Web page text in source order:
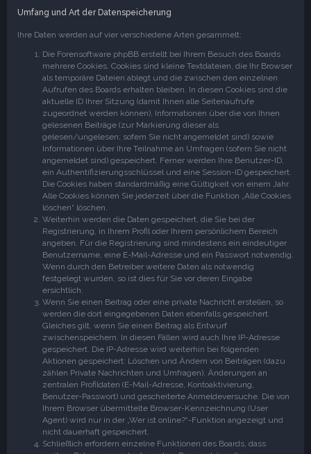
Umfang und Art der Datenspeicherung
Ihre Daten werden auf vier verschiedene Arten gesammelt:
Die Forensoftware phpBB erstellt bei Ihrem Besuch des Boards
mehrere Cookies. Cookies sind kleine Textdateien, die Ihr Browser
als temporäre Dateien ablegt und die zwischen den einzelnen
Aufrufen des Boards erhalten bleiben. In diesen Cookies sind die
aktuelle ID Ihrer Sitzung (damit Ihnen alle Seitenaufrufe
zugeordnet werden können), Informationen über die von Ihnen
gelesenen Beiträge (zur Markierung dieser als
gelesen/ungelesen; sofern Sie nicht angemeldet sind) sowie
Informationen über Ihre Teilnahme an Umfragen (sofern Sie nicht
angemeldet sind) gespeichert. Ferner werden Ihre Benutzer-ID,
ein Authentifizierungsschlüssel und eine Session-ID gespeichert.
Die Cookies haben standardmäßig eine Gültigkeit von einem Jahr.
Alle Cookies können Sie jederzeit über die Funktion „Alle Cookies
löschen“ löschen.
Weiterhin werden die Daten gespeichert, die Sie bei der
Registrierung, in Ihrem Profil oder Ihrem persönlichem Bereich
angeben. Für die Registrierung sind mindestens ein eindeutiger
Benutzername, eine E-Mail-Adresse und ein Passwort notwendig.
Wenn durch den Betreiber weitere Daten als notwendig
festgelegt wurden, so ist dies für Sie vor deren Eingabe
ersichtlich.
Wenn Sie einen Beitrag oder eine private Nachricht erstellen, so
werden die dort eingegebenen Daten ebenfalls gespeichert.
Gleiches gilt, wenn Sie einen Beitrag als Entwurf
zwischenspeichern. In diesen Fällen wird auch Ihre IP-Adresse
gespeichert. Die IP-Adresse wird weiterhin bei folgenden
Aktionen gespeichert: Löschen und Ändern von Beiträgen (dazu
zählen Private Nachrichten und Umfragen), Änderungen an
zentralen Profildaten (E-Mail-Adresse, Kontoaktivierung,
Benutzer-Passwort) und gescheiterte Anmeldeversuche. Die von
Ihrem Browser übermittelte Browser-Kennzeichnung (User
Agent) wird nur in der „Wer ist online?“-Funktion angezeigt und
nicht dauerhaft gespeichert.
Schließlich erfordern einzelne Funktionen des Boards, dass